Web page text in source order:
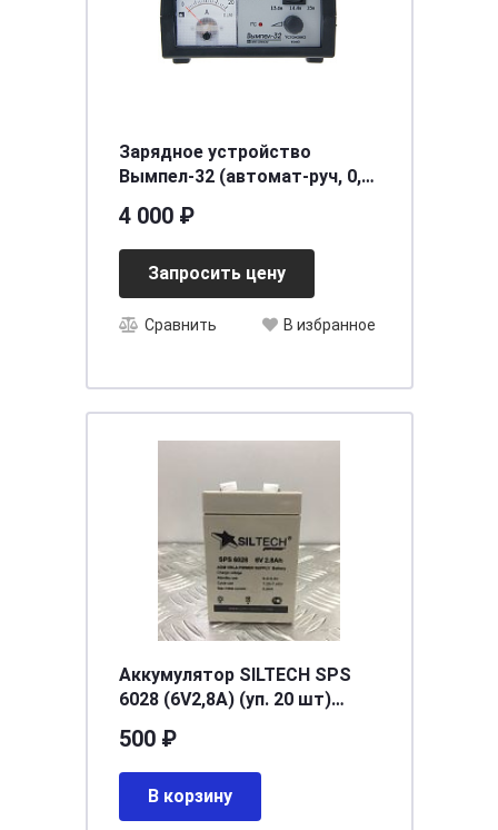
Зарядное устройство
Вымпел-32 (автомат-руч, 0,8-
стрелоч. амперметр)
4 000 ₽
Запросить цену
Сравнить В избранное
Аккумулятор SILTECH SPS
6028 (6V2,8A) (уп. 20 шт)
500 ₽
В корзину